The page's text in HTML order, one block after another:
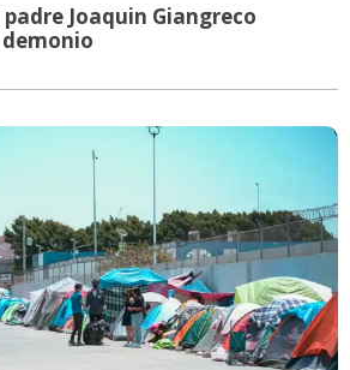
Joaquin Giangreco